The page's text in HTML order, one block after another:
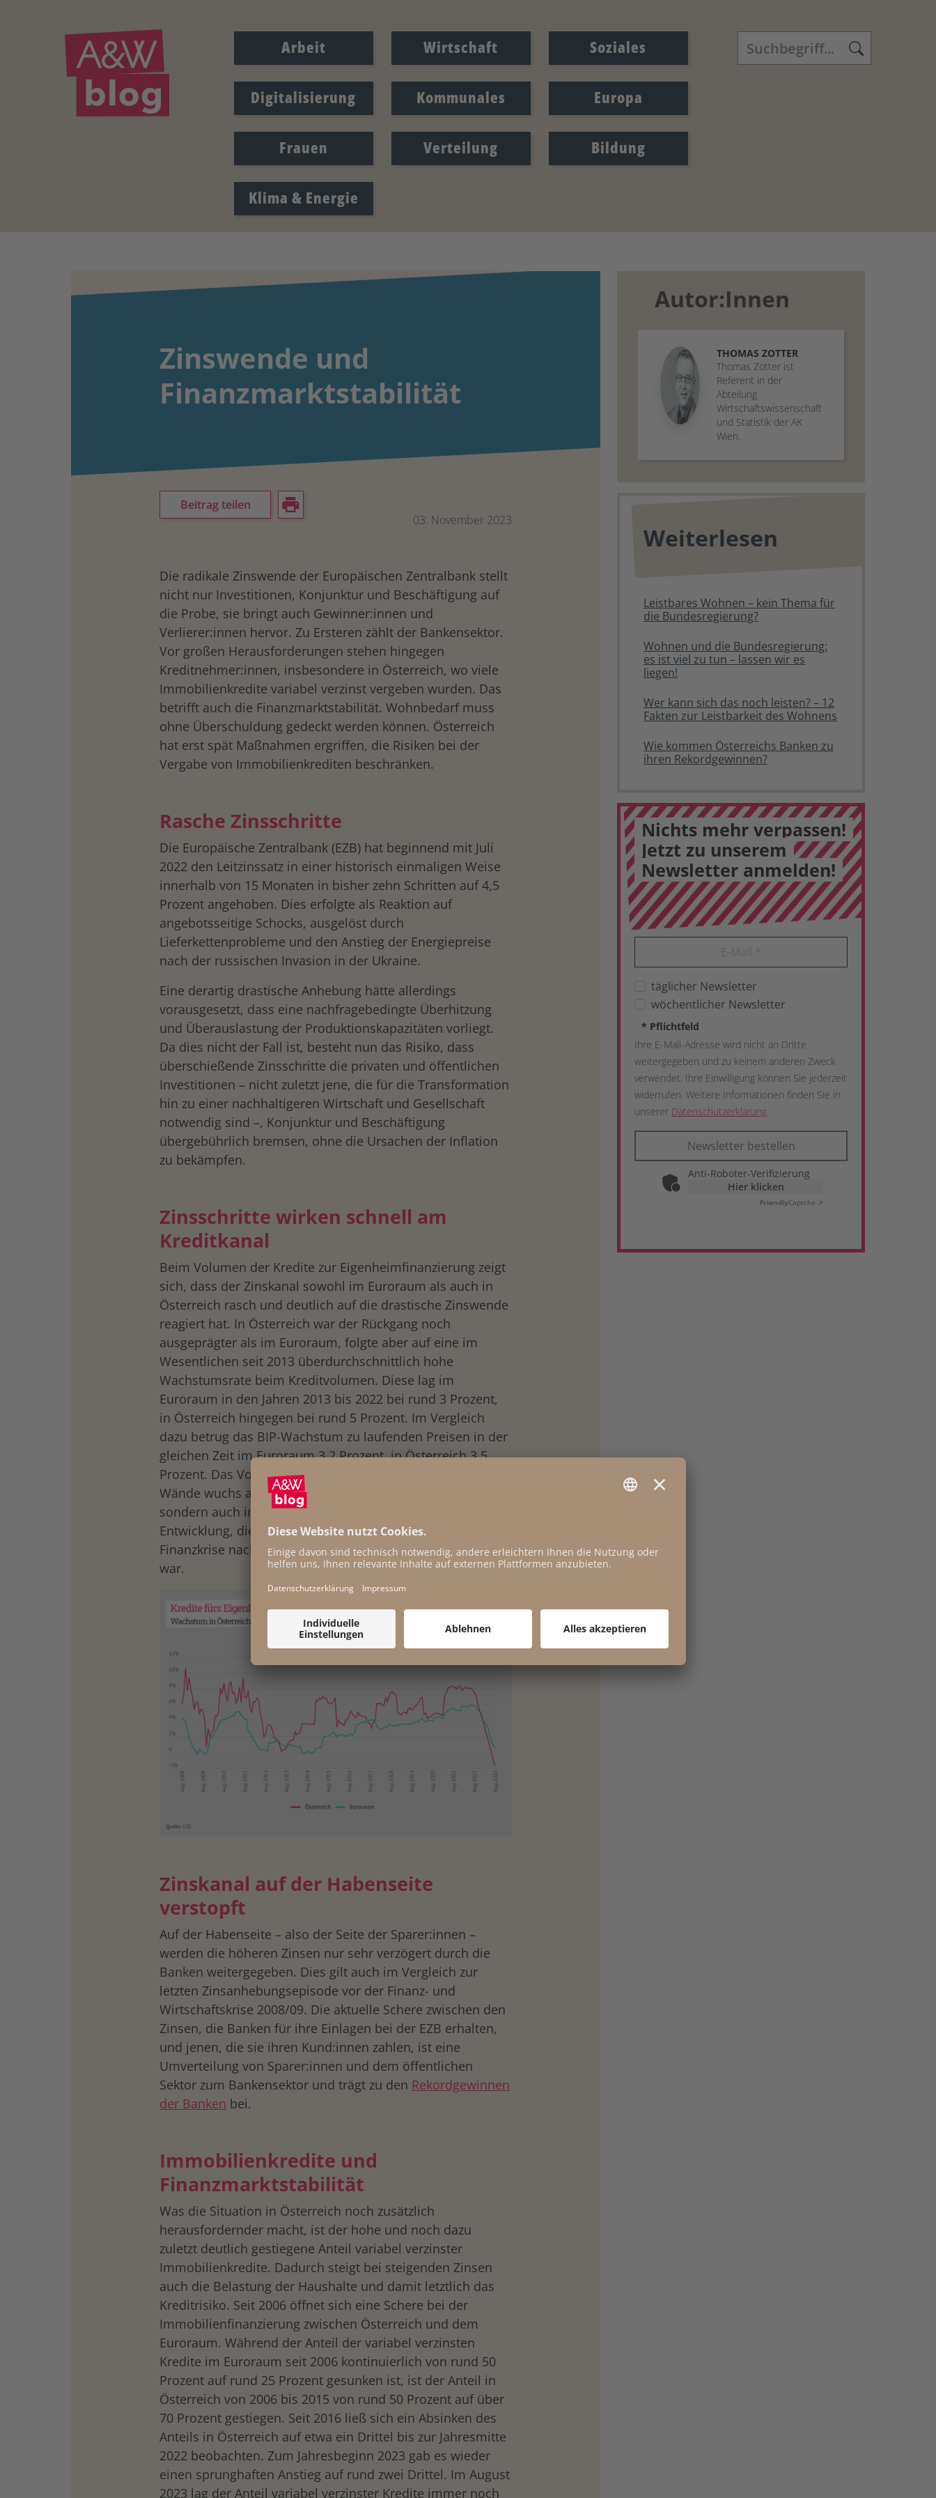
Arbeit Wirtschaft Soziales
Digitalisierung Kommunales Europa
Frauen Verteilung Bildung
Klima & Energie
Zinswende und
Finanzmarktstabilität
Beitrag teilen
03. November 2023
Die radikale Zinswende der Europäischen Zentralbank stellt
nicht nur Investitionen, Konjunktur und Beschäftigung auf
die Probe, sie bringt auch Gewinner:innen und
Verlierer:innen hervor. Zu Ersteren zählt der Bankensektor.
Vor großen Herausforderungen stehen hingegen
Kreditnehmer:innen, insbesondere in Österreich, wo viele
Immobilienkredite variabel verzinst vergeben wurden. Das
betrifft auch die Finanzmarktstabilität. Wohnbedarf muss
ohne Überschuldung gedeckt werden können. Österreich
hat erst spät Maßnahmen ergriffen, die Risiken bei der
Vergabe von Immobilienkrediten beschränken.
Rasche Zinsschritte
Die Europäische Zentralbank (EZB) hat beginnend mit Juli
2022 den Leitzinssatz in einer historisch einmaligen Weise
innerhalb von 15 Monaten in bisher zehn Schritten auf 4,5
Prozent angehoben. Dies erfolgte als Reaktion auf
angebotsseitige Schocks, ausgelöst durch
Lieferkettenprobleme und den Anstieg der Energiepreise
nach der russischen Invasion in der Ukraine.
Eine derartig drastische Anhebung hätte allerdings
vorausgesetzt, dass eine nachfragebedingte Überhitzung
und Überauslastung der Produktionskapazitäten vorliegt.
Da dies nicht der Fall ist, besteht nun das Risiko, dass
überschießende Zinsschritte die privaten und öffentlichen
Investitionen – nicht zuletzt jene, die für die Transformation
hin zu einer nachhaltigeren Wirtschaft und Gesellschaft
notwendig sind –, Konjunktur und Beschäftigung
übergebührlich bremsen, ohne die Ursachen der Inflation
zu bekämpfen.
Zinsschritte wirken schnell am
Kreditkanal
Beim Volumen der Kredite zur Eigenheimfinanzierung zeigt
sich, dass der Zinskanal sowohl im Euroraum als auch in
Österreich rasch und deutlich auf die drastische Zinswende
reagiert hat. In Österreich war der Rückgang noch
ausgeprägter als im Euroraum, folgte aber auf eine im
Wesentlichen seit 2013 überdurchschnittlich hohe
Wachstumsrate beim Kreditvolumen. Diese lag im
Euroraum in den Jahren 2013 bis 2022 bei rund 3 Prozent,
in Österreich hingegen bei rund 5 Prozent. Im Vergleich
dazu betrug das BIP-Wachstum zu laufenden Preisen in der
gleichen Zeit im Euroraum 3,2 Prozent, in Österreich 3,5
Prozent. Das Volumen der Kredite für die eigenen vier
Wände wuchs also nicht nur viel rascher als im Euroraum,
sondern auch im Vergleich zum BIP – eine nicht nachhaltige
Entwicklung, die auch eine wesentliche Zutat für die
Finanzkrise nach dem Kollaps von Lehman Brothers 2008
war.
Zinskanal auf der Habenseite
verstopft
Auf der Habenseite – also der Seite der Sparer:innen –
werden die höheren Zinsen nur sehr verzögert durch die
Banken weitergegeben. Dies gilt auch im Vergleich zur
letzten Zinsanhebungsepisode vor der Finanz- und
Wirtschaftskrise 2008/09. Die aktuelle Schere zwischen den
Zinsen, die Banken für ihre Einlagen bei der EZB erhalten,
und jenen, die sie ihren Kund:innen zahlen, ist eine
Umverteilung von Sparer:innen und dem öffentlichen
Sektor zum Bankensektor und trägt zu den Rekordgewinnen
der Banken bei.
Immobilienkredite und
Finanzmarktstabilität
Was die Situation in Österreich noch zusätzlich
herausfordernder macht, ist der hohe und noch dazu
zuletzt deutlich gestiegene Anteil variabel verzinster
Immobilienkredite. Dadurch steigt bei steigenden Zinsen
auch die Belastung der Haushalte und damit letztlich das
Kreditrisiko. Seit 2006 öffnet sich eine Schere bei der
Immobilienfinanzierung zwischen Österreich und dem
Euroraum. Während der Anteil der variabel verzinsten
Kredite im Euroraum seit 2006 kontinuierlich von rund 50
Prozent auf rund 25 Prozent gesunken ist, ist der Anteil in
Österreich von 2006 bis 2015 von rund 50 Prozent auf über
70 Prozent gestiegen. Seit 2016 ließ sich ein Absinken des
Anteils in Österreich auf etwa ein Drittel bis zur Jahresmitte
2022 beobachten. Zum Jahresbeginn 2023 gab es wieder
einen sprunghaften Anstieg auf rund zwei Drittel. Im August
2023 lag der Anteil variabel verzinster Kredite immer noch
Autor:Innen
THOMAS ZOTTER
Thomas Zotter ist
Referent in der
Abteilung
Wirtschaftswissenschaft
und Statistik der AK
Wien.
Weiterlesen
Leistbares Wohnen – kein Thema für
die Bundesregierung?
Wohnen und die Bundesregierung:
es ist viel zu tun – lassen wir es
liegen!
Wer kann sich das noch leisten? – 12
Fakten zur Leistbarkeit des Wohnens
Wie kommen Österreichs Banken zu
ihren Rekordgewinnen?
Nichts mehr verpassen!
Jetzt zu unserem
Newsletter anmelden!
täglicher Newsletter
wöchentlicher Newsletter
* Pflichtfeld
Ihre E-Mail-Adresse wird nicht an Dritte
weitergegeben und zu keinem anderen Zweck
verwendet. Ihre Einwilligung können Sie jederzeit
widerrufen. Weitere Informationen finden Sie in
unserer Datenschutzerklärung.
Newsletter bestellen
Anti-Roboter-Verifizierung
Hier klicken
FriendlyCaptcha ⇗